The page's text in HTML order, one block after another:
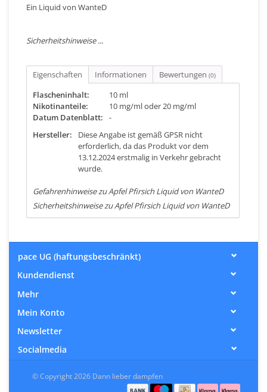
Ein Liquid von WanteD
Sicherheitshinweise ...
Eigenschaften Informationen Bewertungen (0)
Flascheninhalt:
10 ml
Nikotinanteile:
10 mg/ml oder 20 mg/ml
Datum Datenblatt:
-
Hersteller:
Diese Angabe ist gemäß GPSR nicht
erforderlich, da das Produkt vor dem
13.12.2024 erstmalig in Verkehr gebracht
wurde.
Gefahrenhinweise zu Apfel Pfirsich Liquid von WanteD
Sicherheitshinweise zu Apfel Pfirsich Liquid von WanteD
pace UG (haftungsbeschränkt)
Kundendienst
Mehr
Mein Konto
Newsletter
Socialmedia
© Copyright 2026 Dann lieber dampfen